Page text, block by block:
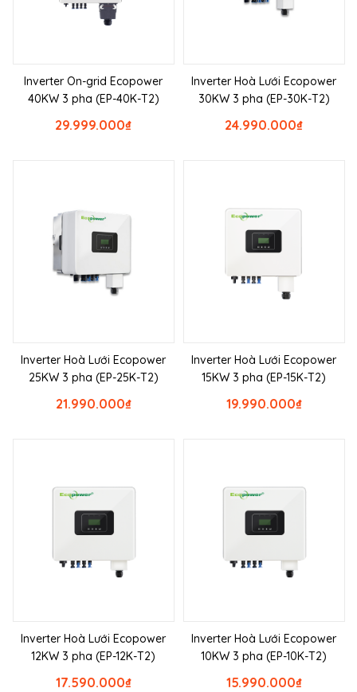
Inverter On-grid Ecopower
40KW 3 pha (EP-40K-T2)
₫
29.999.000
Inverter Hoà Lưới Ecopower
30KW 3 pha (EP-30K-T2)
₫
24.990.000
Inverter Hoà Lưới Ecopower
25KW 3 pha (EP-25K-T2)
₫
21.990.000
Inverter Hoà Lưới Ecopower
15KW 3 pha (EP-15K-T2)
₫
19.990.000
Inverter Hoà Lưới Ecopower
12KW 3 pha (EP-12K-T2)
₫
17.590.000
Inverter Hoà Lưới Ecopower
10KW 3 pha (EP-10K-T2)
₫
15.990.000